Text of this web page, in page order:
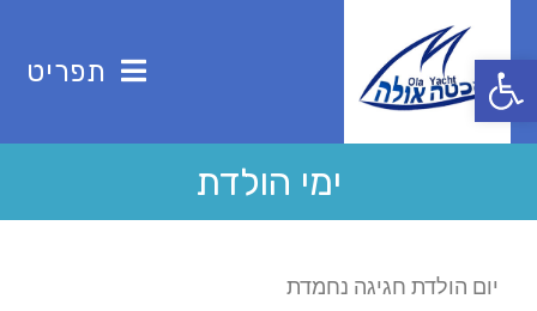
פתח סרגל נגישות תפריט
ימי הולדת
יום הולדת חגיגה נחמדת